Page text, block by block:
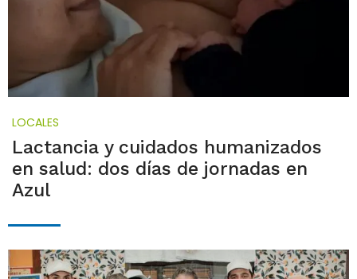
LOCALES
Lactancia y cuidados humanizados
en salud: dos días de jornadas en
Azul